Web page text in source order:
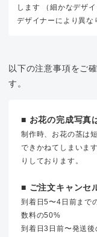
します （細かなデザ
デザイナーにより異な
以下の注意事項をご
す。
■ お花の完成写真
制作時、お花の茎は
できかねてしまいま
りしております。
■ ご注文キャンセ
到着日5〜4日前まで
数料の50%
到着日3日前〜発送